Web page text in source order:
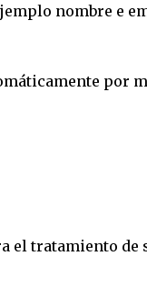
nombre e
por
el tratamiento de